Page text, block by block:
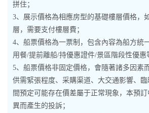
拼住；
3、展示價格為相應房型的基礎樓層價格，
層，需要支付樓層費；
4、船票價格為一票制，包含內容為船方統
用餐/提前離船/持優惠證件/景區階段性優惠
5、船票價格非固定價格，會隨著諸多因素
供需緊張程度、采購渠道、大交通影響、
間預定可能存在價差屬于正常現象，本預
異而產生的投訴；